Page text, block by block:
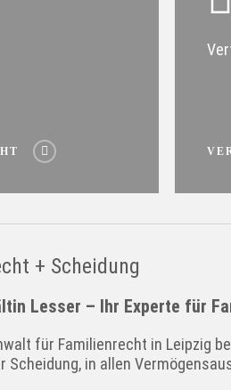
+ Scheidung
Lesser – Ihr Experte für
für Familienrecht in Leipzig
Scheidung, in allen